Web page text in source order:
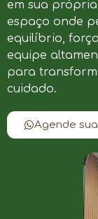
em sua
espaço onde
equilíbrio,
equipe
para
cuidado.
Agende